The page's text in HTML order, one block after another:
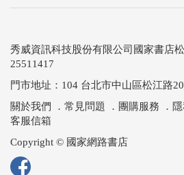
秀威資訊科技股份有限公司國家書店
25511417
門市地址：104 台北市中山區松江路
關於我們
． 常見問題 ． 團購服務 ．
客服信箱
Copyright © 國家網路書店